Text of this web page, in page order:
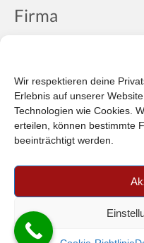
Wir respektieren deine
Erlebnis auf unserer
Technologien wie Cookies.
erteilen, können bestimmte
beeinträchtigt werden.
Firma
Über uns
Informationen
Plattform der EU-
Unsere AGB (PDF)
© 2026 Car-in Automotive GmbH